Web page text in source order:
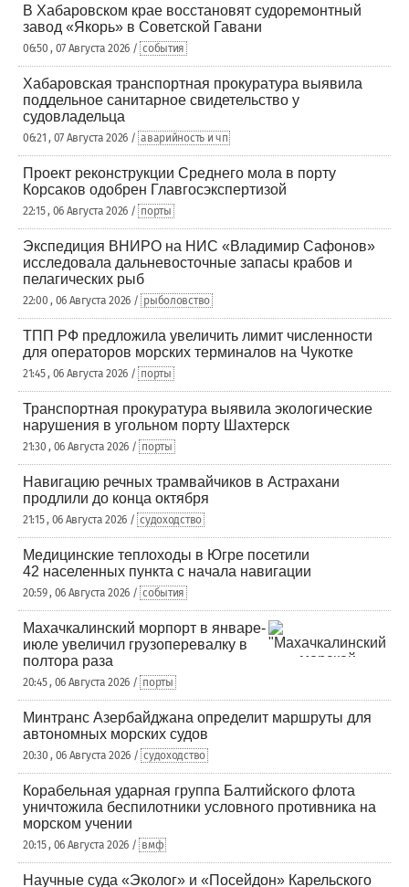
В Хабаровском крае восстановят судоремонтный
завод «Якорь» в Советской Гавани
06:50 , 07 Августа 2026 / события
Хабаровская транспортная прокуратура выявила
поддельное санитарное свидетельство у
судовладельца
06:21 , 07 Августа 2026 / аварийность и чп
Проект реконструкции Среднего мола в порту
Корсаков одобрен Главгосэкспертизой
22:15 , 06 Августа 2026 / порты
Экспедиция ВНИРО на НИС «Владимир Сафонов»
исследовала дальневосточные запасы крабов и
пелагических рыб
22:00 , 06 Августа 2026 / рыболовство
ТПП РФ предложила увеличить лимит численности
для операторов морских терминалов на Чукотке
21:45 , 06 Августа 2026 / порты
Транспортная прокуратура выявила экологические
нарушения в угольном порту Шахтерск
21:30 , 06 Августа 2026 / порты
Навигацию речных трамвайчиков в Астрахани
продлили до конца октября
21:15 , 06 Августа 2026 / судоходство
Медицинские теплоходы в Югре посетили
42 населенных пункта с начала навигации
20:59 , 06 Августа 2026 / события
Махачкалинский морпорт в январе-
июле увеличил грузоперевалку в
полтора раза
20:45 , 06 Августа 2026 / порты
Минтранс Азербайджана определит маршруты для
автономных морских судов
20:30 , 06 Августа 2026 / судоходство
Корабельная ударная группа Балтийского флота
уничтожила беспилотники условного противника на
морском учении
20:15 , 06 Августа 2026 / вмф
Научные суда «Эколог» и «Посейдон» Карельского